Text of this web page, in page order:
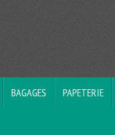
BAGAGES PAPETERIE